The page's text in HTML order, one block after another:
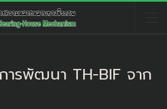
ารพัฒนา TH-BIF จาก